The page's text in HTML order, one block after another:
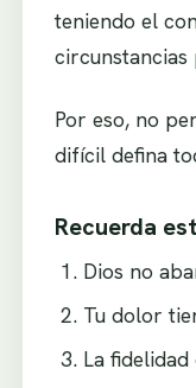
teniendo el
Por eso, no
difícil defina
Recuerda
Dios no
Tu dolor
La